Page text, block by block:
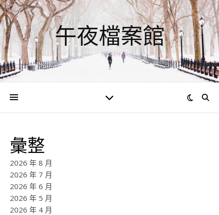
午夜檔案館
彙整
2026 年 8 月
2026 年 7 月
2026 年 6 月
2026 年 5 月
2026 年 4 月